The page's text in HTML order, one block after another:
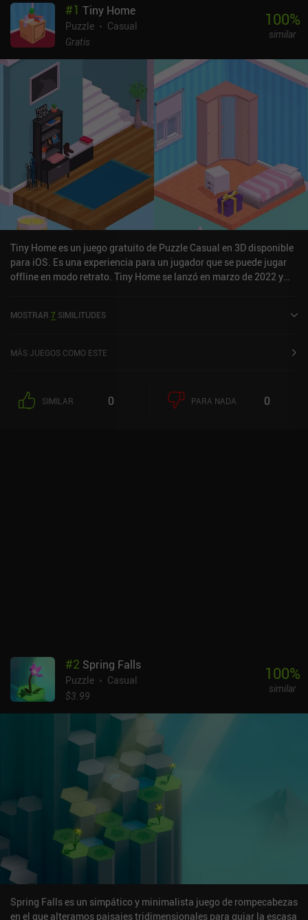
#1 Tiny Home
Puzzle
Casual
Gratis
100%
similar
Tiny Home es un juego gratuito de Puzzle Casual en 3D disponible
para iOS. Es una experiencia para un jugador que se puede jugar
offline en modo retrato. Tiny Home se lanzó en marzo de 2022 y
MOSTRAR 7 SIMILITUDES
MÁS JUEGOS COMO ESTE
SIMILAR 0 PARA NADA 0
#2 Spring Falls
Puzzle
Casual
$3.99
100%
similar
Spring Falls es un simpático y minimalista juego de rompecabezas
en el que alteramos paisajes tridimensionales para guiar la escasa